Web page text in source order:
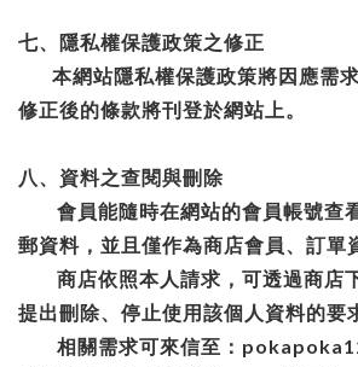
七、隱私權保護政策之修正
本網站隱私權保護政策將因應需求
修正後的條款將刊登於網站上。
八、資料之查閱與刪除
會員能隨時在網站的會員帳號查
郵資料，並且僅作為商店會員、訂單
商店依照本人請求，可透過商店
提出刪除、停止使用該個人資料的要
相關需求可來信至：